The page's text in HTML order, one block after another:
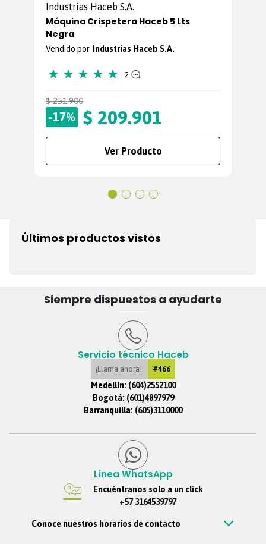
Industrias Haceb S.A.
Máquina Crispetera Haceb 5 Lts
Negra
Industrias Haceb S.A.
★ ★ ★ ★ ★ 2
$ 251.900
-17% $ 209.901
Ver Producto
Últimos productos vistos
Siempre dispuestos a ayudarte
Servicio técnico Haceb
¡Llama ahora! #466
Medellín: (604)2552100
Bogotá: (601)4897979
Barranquilla: (605)3110000
Línea WhatsApp
Encuéntranos solo a un click
+57 3164539797
Conoce nuestros horarios de contacto